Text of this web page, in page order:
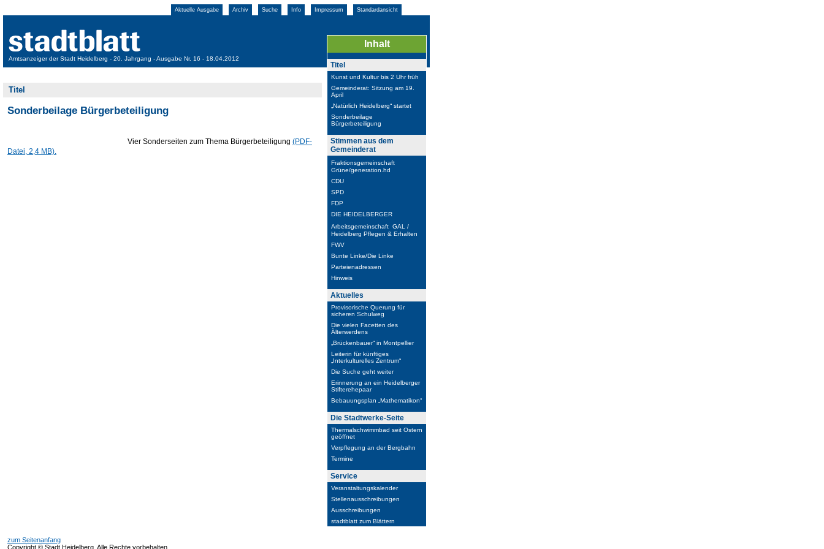
Aktuelle Ausgabe Archiv Suche Info Impressum Standardansicht
Amtsanzeiger der Stadt Heidelberg - 20. Jahrgang - Ausgabe Nr. 16 - 18.04.2012
Titel
Sonderbeilage Bürgerbeteiligung
Vier Sonderseiten zum Thema Bürgerbeteiligung (PDF-
Datei, 2,4 MB).
Inhalt
Titel
Kunst und Kultur bis 2 Uhr früh
Gemeinderat: Sitzung am 19.
April
„Natürlich Heidelberg“ startet
Sonderbeilage
Bürgerbeteiligung
Stimmen aus dem
Gemeinderat
Fraktionsgemeinschaft
Grüne/generation.hd
CDU
SPD
FDP
DIE HEIDELBERGER
Arbeitsgemeinschaft GAL /
Heidelberg Pflegen & Erhalten
FWV
Bunte Linke/Die Linke
Parteienadressen
Hinweis
Aktuelles
Provisorische Querung für
sicheren Schulweg
Die vielen Facetten des
Älterwerdens
„Brückenbauer“ in Montpellier
Leiterin für künftiges
„Interkulturelles Zentrum“
Die Suche geht weiter
Erinnerung an ein Heidelberger
Stifterehepaar
Bebauungsplan „Mathematikon“
Die Stadtwerke-Seite
Thermalschwimmbad seit Ostern
geöffnet
Verpflegung an der Bergbahn
Termine
Service
Veranstaltungskalender
Stellenausschreibungen
Ausschreibungen
stadtblatt zum Blättern
zum Seitenanfang
Copyright © Stadt Heidelberg, Alle Rechte vorbehalten